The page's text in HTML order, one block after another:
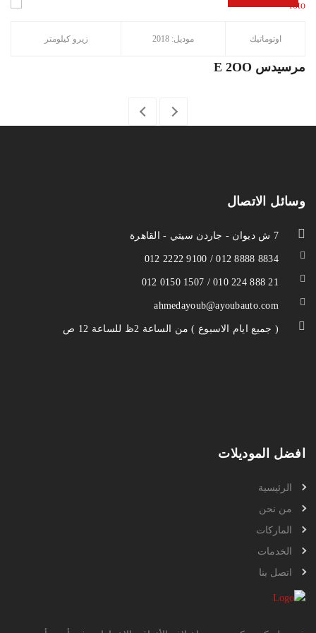
زيرو كيلومتر موديل: 2018 اوتوماتيك
E 2OO مرسيدس
وسائل الاتصال
7 ش ديوان - جاردن سيتي - القاهرة
012 2222 9100 / 012 8888 8834
012 0150 1507 / 010 224 888 21
ahmedayoub@ayoubauto.com
( جميع ايام الاسبوع ) من الساعة 2ظ للساعة 12 ص
افضل الموديلات
الرئيسية
من نحن
الماركات
الخدمات
اتصل بنا